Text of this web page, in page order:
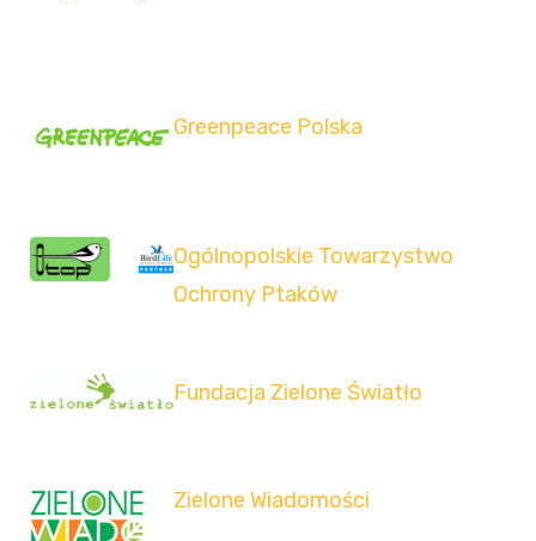
Greenpeace Polska
Ogólnopolskie Towarzystwo
Ochrony Ptaków
Fundacja Zielone Światło
Zielone Wiadomości